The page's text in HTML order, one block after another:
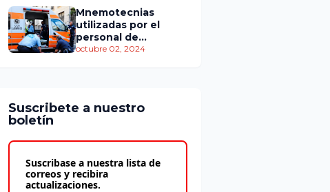
Mnemotecnias
utilizadas por el
personal de
atención
octubre 02, 2024
Suscribete a nuestro
boletín
Suscribase a nuestra lista de
correos y recibira
actualizaciones.